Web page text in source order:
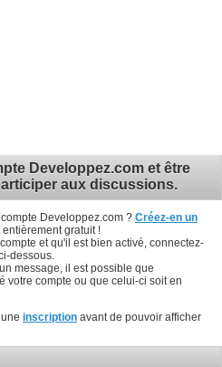
Developpez.com et être
aux discussions.
Developpez.com ? Créez-en un
entièrement gratuit !
et qu'il est bien activé, connectez-
dessous.
message, il est possible que
votre compte ou que celui-ci soit en
inscription avant de pouvoir afficher